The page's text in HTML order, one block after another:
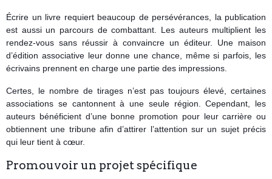
Écrire un livre requiert beaucoup de persévérances, la publication
est aussi un parcours de combattant. Les auteurs multiplient les
rendez-vous sans réussir à convaincre un éditeur. Une maison
d’édition associative leur donne une chance, même si parfois, les
écrivains prennent en charge une partie des impressions.
Certes, le nombre de tirages n’est pas toujours élevé, certaines
associations se cantonnent à une seule région. Cependant, les
auteurs bénéficient d’une bonne promotion pour leur carrière ou
obtiennent une tribune afin d’attirer l’attention sur un sujet précis
qui leur tient à cœur.
Promouvoir un projet spécifique